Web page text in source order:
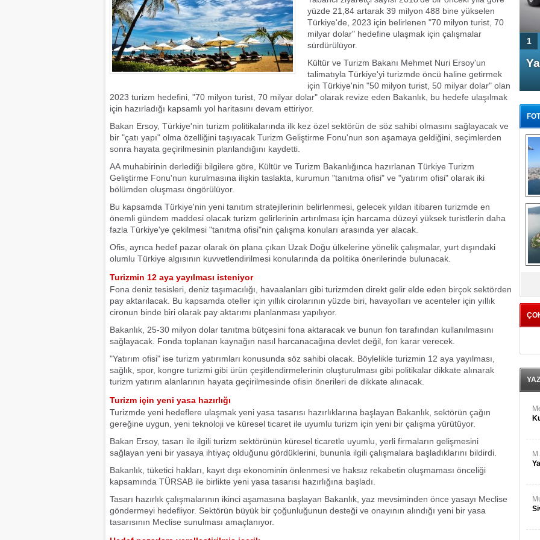
yüzde 21,84 artarak 39 milyon 488 bine yükselen
Türkiye'de, 2023 için belirlenen "70 milyon turist, 70
milyar dolar" hedefine ulaşmak için çalışmalar
sürdürülüyor.
Kültür ve Turizm Bakanı Mehmet Nuri Ersoy'un
talimatıyla Türkiye'yi turizmde öncü haline getirmek
için Türkiye'nin "50 milyon turist, 50 milyar dolar" olan
2023 turizm hedefini, "70 milyon turist, 70 milyar dolar" olarak revize eden Bakanlık, bu hedefe ulaşılmak
için hazırladığı kapsamlı yol haritasını devam ettiriyor.
Bakan Ersoy, Türkiye'nin turizm politikalarında ilk kez özel sektörün de söz sahibi olmasını sağlayacak ve
bir "çatı yapı" olma özelliğini taşıyacak Turizm Geliştirme Fonu'nun son aşamaya geldiğini, seçimlerden
sonra hayata geçirilmesinin planlandığını kaydetti.
AA muhabirinin derlediği bilgilere göre, Kültür ve Turizm Bakanlığınca hazırlanan Türkiye Turizm
Geliştirme Fonu'nun kurulmasına ilişkin taslakta, kurumun "tanıtma ofisi" ve "yatırım ofisi" olarak iki
bölümden oluşması öngörülüyor.
Bu kapsamda Türkiye'nin yeni tanıtım stratejilerinin belirlenmesi, gelecek yıldan itibaren turizmde en
önemli gündem maddesi olacak turizm gelirlerinin artırılması için harcama düzeyi yüksek turistlerin daha
fazla Türkiye'ye çekilmesi "tanıtma ofisi"nin çalışma konuları arasında yer alacak.
Ofis, ayrıca hedef pazar olarak ön plana çıkan Uzak Doğu ülkelerine yönelik çalışmalar, yurt dışındaki
olumlu Türkiye algısının kuvvetlendirilmesi konularında da politika önerilerinde bulunacak.
Turizmin 12 aya yayılması isteniyor
Fona deniz tesisleri, deniz taşımacılığı, havaalanları gibi turizmden direkt gelir elde eden birçok sektörden
pay aktarılacak. Bu kapsamda oteller için yıllık cirolarının yüzde biri, havayolları ve acenteler için yıllık
cironun binde biri olarak pay aktarımı planlanması yapılıyor.
Bakanlık, 25-30 milyon dolar tanıtma bütçesini fona aktaracak ve bunun fon tarafından kullanılmasını
sağlayacak. Fonda toplanan kaynağın nasıl harcanacağına devlet değil, fon karar verecek.
"Yatırım ofisi" ise turizm yatırımları konusunda söz sahibi olacak. Böylelikle turizmin 12 aya yayılması,
sağlık, spor, kongre turizmi gibi ürün çeşitlendirmelerinin oluşturulması gibi politikalar dikkate alınarak
turizm yatırım alanlarının hayata geçirilmesinde ofisin önerileri de dikkate alınacak.
Turizm için yeni yasa hazırlığı
Turizmde yeni hedeflere ulaşmak yeni yasa tasarısı hazırlıklarına başlayan Bakanlık, sektörün çağın
gereğine uygun, yeni teknoloji ve küresel ticaret ile uyumlu turizm için yeni bir çalışma yürütüyor.
Bakan Ersoy, tasarı ile ilgili turizm sektörünün küresel ticaretle uyumlu, yerli firmaların gelişmesini
sağlayan yeni bir yasaya ihtiyaç olduğunu gördüklerini, bununla ilgili çalışmalara başladıklarını bildirdi.
Bakanlık, tüketici hakları, kayıt dışı ekonominin önlenmesi ve haksız rekabetin oluşmaması önceliği
kapsamında TÜRSAB ile birlikte yeni yasa tasarısı hazırlığına başladı.
Tasarı hazırlık çalışmalarının ikinci aşamasına başlayan Bakanlık, yaz mevsiminden önce yasayı Meclise
göndermeyi hedefliyor. Sektörün büyük bir çoğunluğunun desteği ve onayının alındığı yeni bir yasa
tasarısının Meclise sunulması amaçlanıyor.
4 Kapılı AMG GT Coupe
Türkiye'de satışa çıktı
1